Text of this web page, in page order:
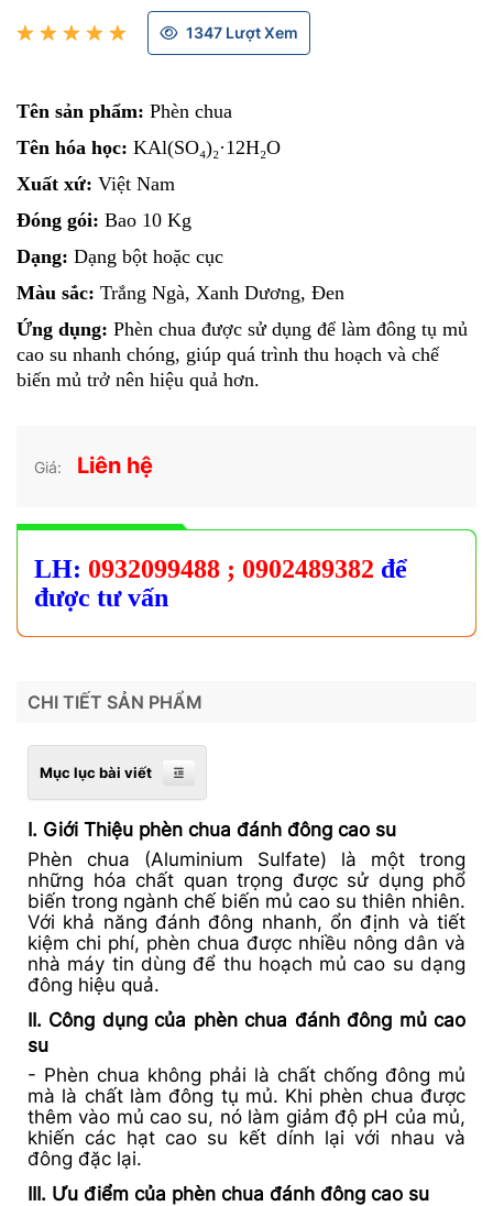
1347 Lượt Xem
Tên sản phẩm: Phèn chua
Tên hóa học: KAl(SO₄)₂·12H₂O
Xuất xứ: Việt Nam
Đóng gói: Bao 10 Kg
Dạng: Dạng bột hoặc cục
Màu sắc: Trắng Ngà, Xanh Dương, Đen
Ứng dụng: Phèn chua được sử dụng để làm đông tụ mủ
cao su nhanh chóng, giúp quá trình thu hoạch và chế
biến mủ trở nên hiệu quả hơn.
Giá: Liên hệ
LH: 0932099488 ; 0902489382 để
được tư vấn
CHI TIẾT SẢN PHẨM
Mục lục bài viết
I. Giới Thiệu phèn chua đánh đông cao su
Phèn chua (Aluminium Sulfate) là một trong
những hóa chất quan trọng được sử dụng phổ
biến trong ngành chế biến mủ cao su thiên nhiên.
Với khả năng đánh đông nhanh, ổn định và tiết
kiệm chi phí, phèn chua được nhiều nông dân và
nhà máy tin dùng để thu hoạch mủ cao su dạng
đông hiệu quả.
II. Công dụng của phèn chua đánh đông mủ cao
su
- Phèn chua không phải là chất chống đông mủ
mà là chất làm đông tụ mủ. Khi phèn chua được
thêm vào mủ cao su, nó làm giảm độ pH của mủ,
khiến các hạt cao su kết dính lại với nhau và
đông đặc lại.
III. Ưu điểm của phèn chua đánh đông cao su